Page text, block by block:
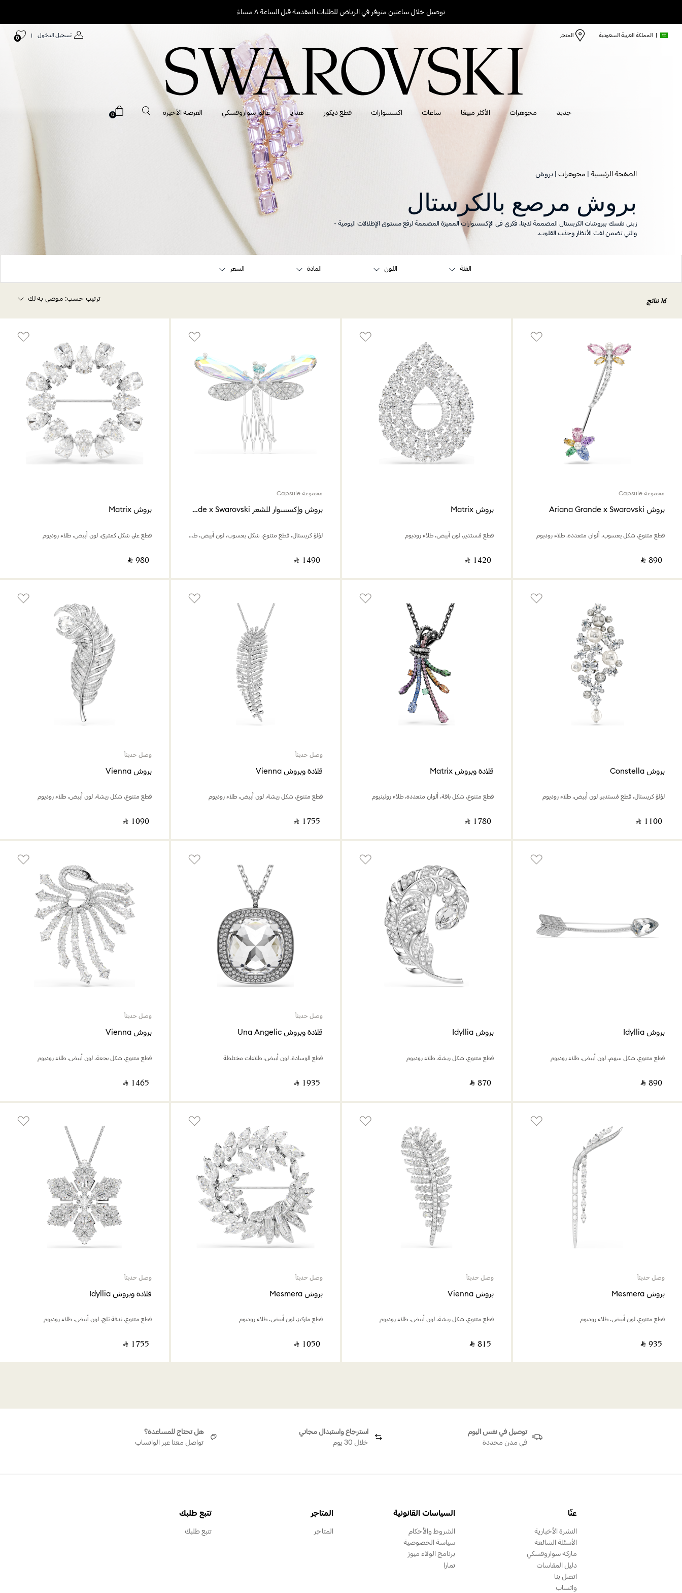
توصيل خلال ساعتين متوفر في الرياض للطلبات المقدمة قبل الساعة ٨ مساءً
| المملكة العربية السعودية المتجر تسجيل الدخول |
0
جديد مجوهرات الأكثر مبيعًا ساعات اكسسوارات قطع ديكور هدايا عالم سواروفسكي الفرصة الأخيرة 0
الصفحة الرئيسية مجوهرات بروش
بروش مرصع بالكرستال
زيني نفسك ببروشات الكريستال المصممة لدينا. فكري في الإكسسوارات المميزة المصممة لرفع مستوى الإطلالات اليومية -
والتي تضمن لفت الأنظار وجذب القلوب.
الفئة اللون المادة السعر
16 نتائج ترتيب حسب: موصي به لك
مجموعة Capsule
بروش Ariana Grande x Swarovski
قطع متنوع، شكل يعسوب، ألوان متعددة، طلاء روديوم
‎ ⃁ ⁦890⁩ ‎
بروش Matrix
قطع مُستدير، لون أبيض، طلاء روديوم
‎ ⃁ ⁦1420⁩ ‎
مجموعة Capsule
بروش وإكسسوار للشعر Ariana Grande x Swarovski
لؤلؤ كريستال، قطع متنوع، شكل يعسوب، لون أبيض، طلاء روديوم
‎ ⃁ ⁦1490⁩ ‎
بروش Matrix
قطع على شكل كمثرى، لون أبيض، طلاء روديوم
‎ ⃁ ⁦980⁩ ‎
بروش Constella
لؤلؤ كريستال، قطع مُستدير، لون أبيض، طلاء روديوم
‎ ⃁ ⁦1100⁩ ‎
قلادة وبروش Matrix
قطع متنوع، شكل باقة، ألوان متعددة، طلاء روثينيوم
‎ ⃁ ⁦1780⁩ ‎
وصل حديثاً
قلادة وبروش Vienna
قطع متنوع، شكل ريشة، لون أبيض، طلاء روديوم
‎ ⃁ ⁦1755⁩ ‎
وصل حديثاً
بروش Vienna
قطع متنوع، شكل ريشة، لون أبيض، طلاء روديوم
‎ ⃁ ⁦1090⁩ ‎
بروش Idyllia
قطع متنوع، شكل سهم، لون أبيض، طلاء روديوم
‎ ⃁ ⁦890⁩ ‎
بروش Idyllia
قطع متنوع، شكل ريشة، طلاء روديوم
‎ ⃁ ⁦870⁩ ‎
وصل حديثاً
قلادة وبروش Una Angelic
قطع الوسادة، لون أبيض، طلاءات مختلطة
‎ ⃁ ⁦1935⁩ ‎
وصل حديثاً
بروش Vienna
قطع متنوع، شكل بجعة، لون أبيض، طلاء روديوم
‎ ⃁ ⁦1465⁩ ‎
وصل حديثاً
بروش Mesmera
قطع متنوع، لون أبيض، طلاء روديوم
‎ ⃁ ⁦935⁩ ‎
وصل حديثاً
بروش Vienna
قطع متنوع، شكل ريشة، لون أبيض، طلاء روديوم
‎ ⃁ ⁦815⁩ ‎
وصل حديثاً
بروش Mesmera
قطع ماركيز، لون أبيض، طلاء روديوم
‎ ⃁ ⁦1050⁩ ‎
وصل حديثاً
قلادة وبروش Idyllia
قطع متنوع، ندفة ثلج، لون أبيض، طلاء روديوم
‎ ⃁ ⁦1755⁩ ‎
توصيل في نفس اليوم
في مدن محددة
استرجاع واستبدال مجاني
خلال 30 يوم
هل تحتاج للمساعدة؟
تواصل معنا عبر الواتساب
عنّا
النشرة الأخبارية
الأسئلة الشائعة
ماركة سواروفسكي
دليل المقاسات
اتصل بنا
واتساب
السياسات القانونية
الشروط والأحكام
سياسة الخصوصية
برنامج الولاء ميوز
تمارا
المتاجر
المتاجر
تتبع طلبك
تتبع طلبك